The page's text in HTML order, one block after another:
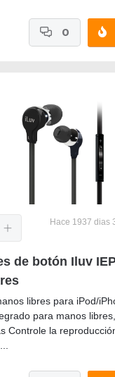
0
Hace 1937 dias
de botón Iluv
libres para iPod/
para manos
Controle la